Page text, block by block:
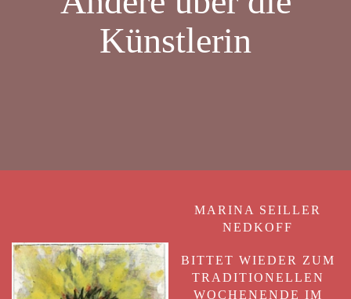
Künstlerin
MARINA SEILLER
NEDKOFF
BITTET WIEDER ZUM
TRADITIONELLEN
WOCHENENDE IM